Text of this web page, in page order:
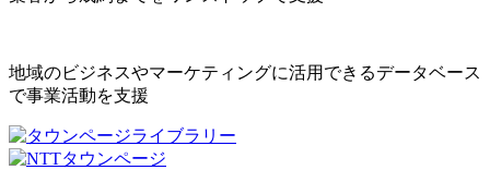
地域のビジネスやマーケティングに活用できるデータベース
で事業活動を支援